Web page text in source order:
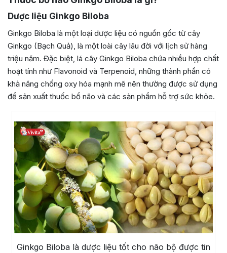
Dược liệu Ginkgo Biloba
Ginkgo Biloba là một loại dược liệu có nguồn gốc từ cây
Ginkgo (Bạch Quả), là một loài cây lâu đời với lịch sử hàng
triệu năm. Đặc biệt, lá cây Ginkgo Biloba chứa nhiều hợp chất
hoạt tính như Flavonoid và Terpenoid, những thành phần có
khả năng chống oxy hóa mạnh mẽ nên thường được sử dụng
để sản xuất thuốc bổ não và các sản phẩm hỗ trợ sức khỏe.
Ginkgo Biloba là dược liệu tốt cho não bộ được tin